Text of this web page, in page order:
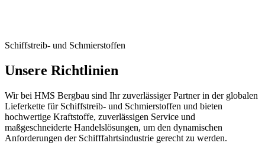
Schiffstreib- und Schmierstoffen
Unsere Richtlinien
Wir bei HMS Bergbau sind Ihr zuverlässiger Partner in der globalen
Lieferkette für Schiffstreib- und Schmierstoffen und bieten
hochwertige Kraftstoffe, zuverlässigen Service und
maßgeschneiderte Handelslösungen, um den dynamischen
Anforderungen der Schifffahrtsindustrie gerecht zu werden.